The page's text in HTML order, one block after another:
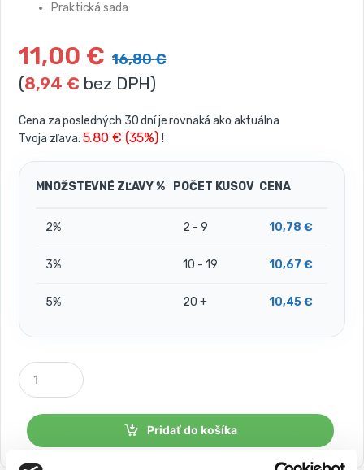
Praktická sada
11,00 € 16,80€
(8,94 € bez DPH)
Cena za posledných 30 dní je rovnaká ako aktuálna
Tvoja zľava: 5.80 € (35%) !
MNOŽSTEVNÉ ZĽAVY % POČET KUSOV CENA
2% 2 - 9 10,78 €
3% 10 - 19 10,67 €
5% 20 + 10,45€
P
o
č
Pridať do košíka